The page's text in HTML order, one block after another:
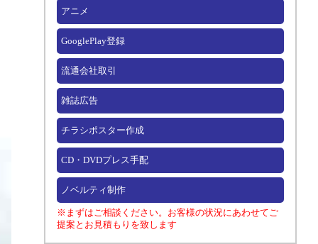
アニメ
GooglePlay登録
流通会社取引
雑誌広告
チラシポスター作成
CD・DVDプレス手配
ノベルティ制作
※まずはご相談ください。お客様の状況にあわせてご
提案とお見積もりを致します